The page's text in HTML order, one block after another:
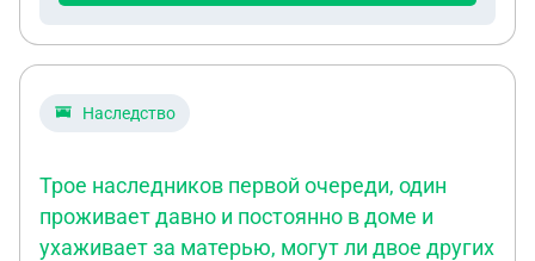
заблокированы. Алименты были нерегулярные, но
сумму. С ребёнком он регулярно видеться, дарит
забирать заявление она не будет. Что делать в
этой ситуации? Брат живёт в другом городе и к
приставам прийти не может.
Наследство
Трое наследников первой очереди, один
проживает давно и постоянно в доме и
ухаживает за матерью, могут ли двое других